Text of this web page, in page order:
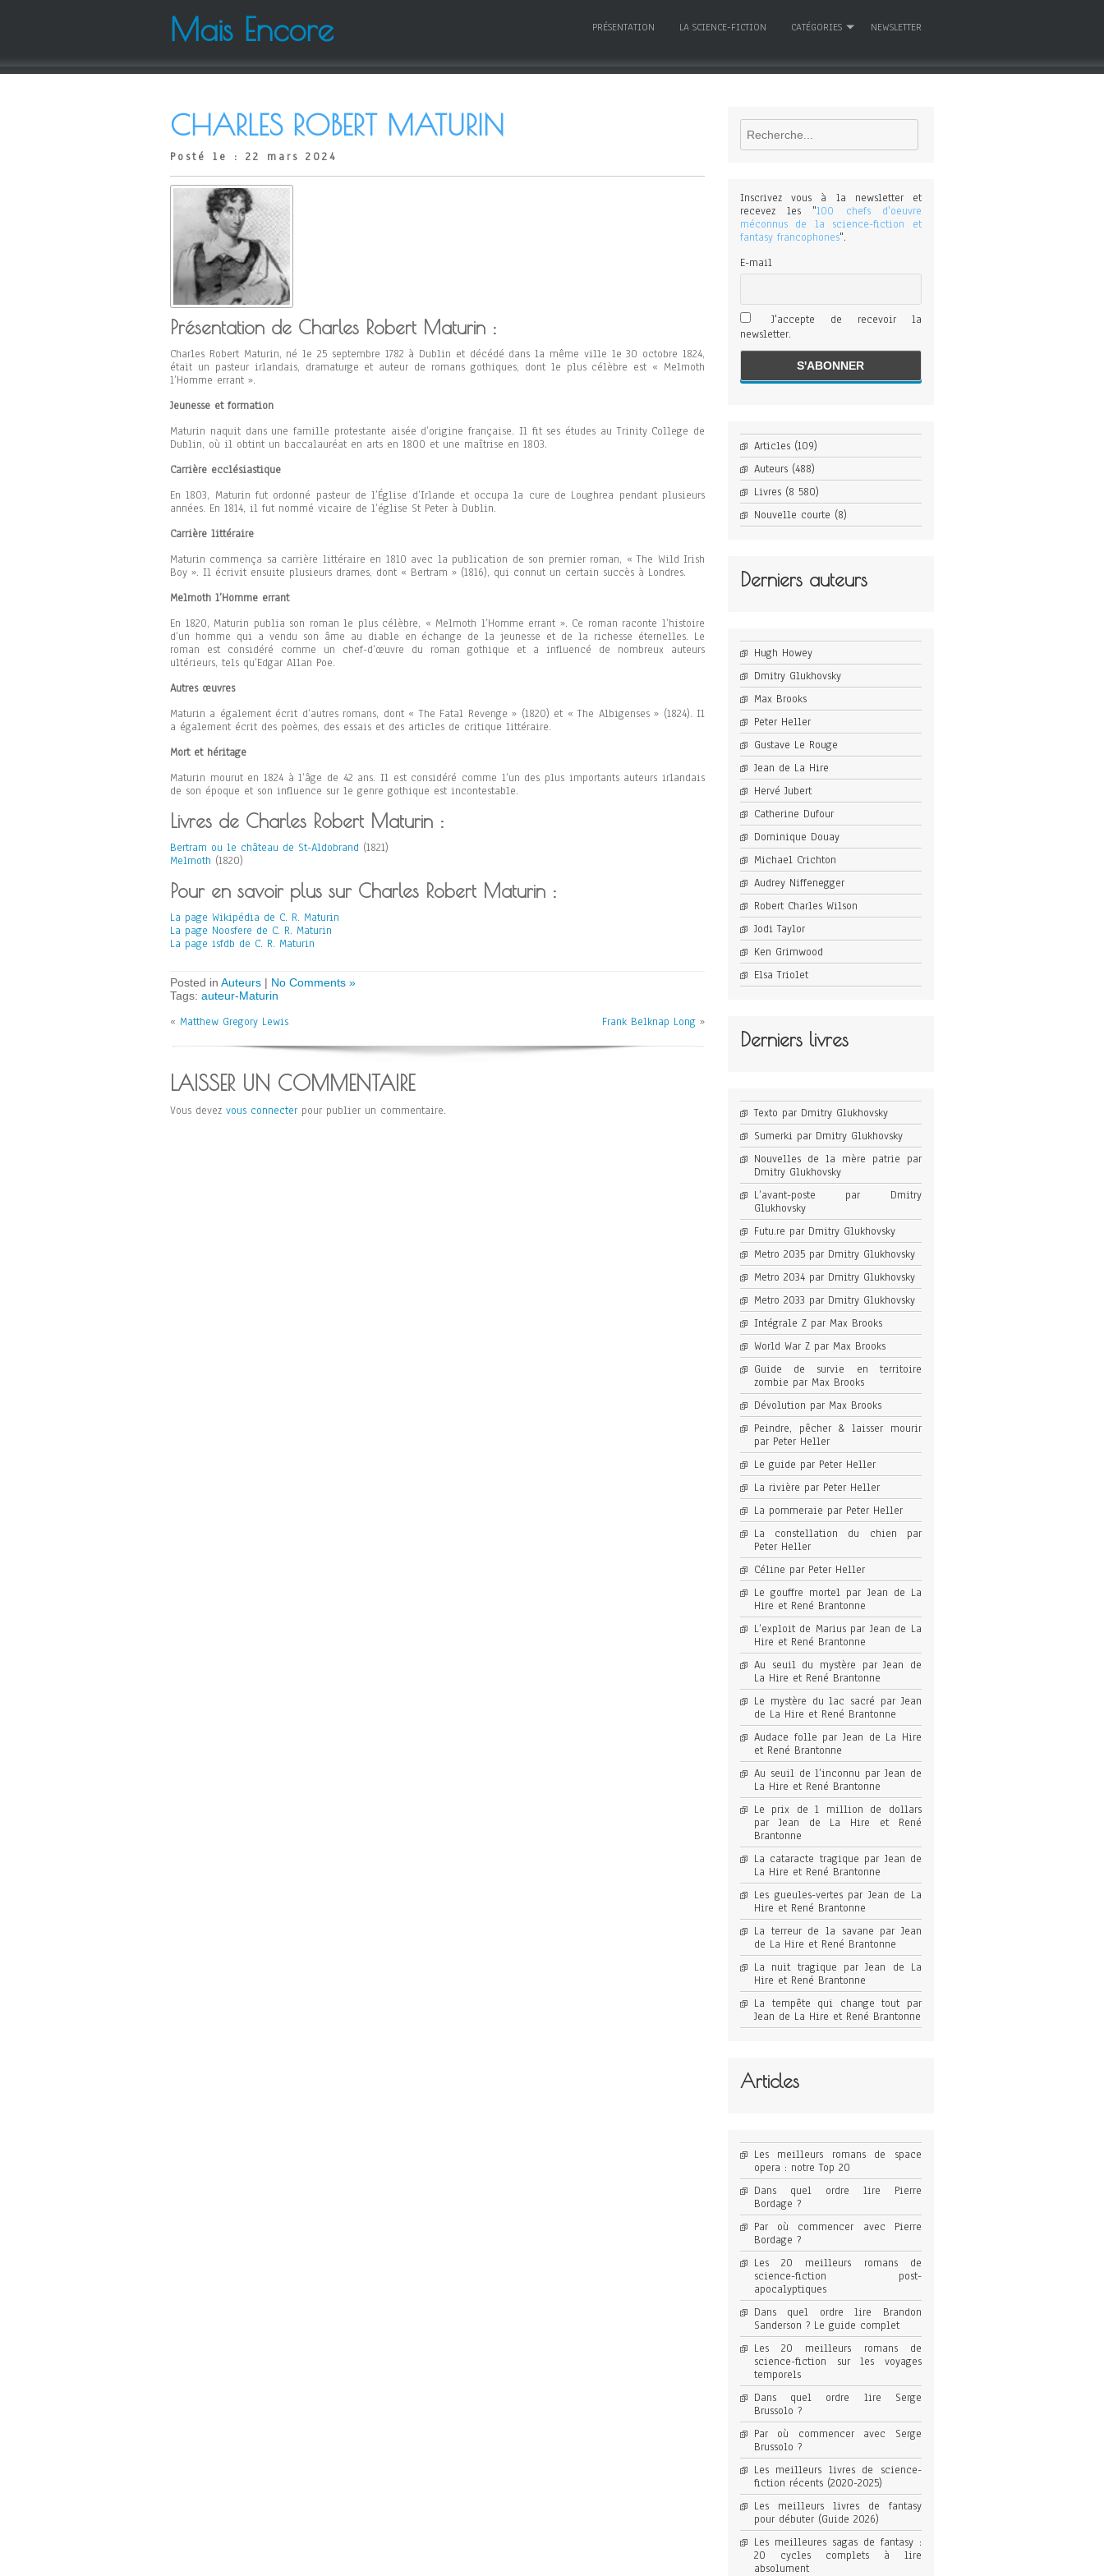
Mais Encore PRÉSENTATION LA SCIENCE-FICTION CATÉGORIES NEWSLETTER
CHARLES ROBERT MATURIN
Posté le : 22 mars 2024
Présentation de Charles Robert Maturin :
Charles Robert Maturin, né le 25 septembre 1782 à Dublin et décédé dans la même ville le 30 octobre 1824,
était un pasteur irlandais, dramaturge et auteur de romans gothiques, dont le plus célèbre est « Melmoth
l’Homme errant ».
Jeunesse et formation
Maturin naquit dans une famille protestante aisée d’origine française. Il fit ses études au Trinity College de
Dublin, où il obtint un baccalauréat en arts en 1800 et une maîtrise en 1803.
Carrière ecclésiastique
En 1803, Maturin fut ordonné pasteur de l’Église d’Irlande et occupa la cure de Loughrea pendant plusieurs
années. En 1814, il fut nommé vicaire de l’église St Peter à Dublin.
Carrière littéraire
Maturin commença sa carrière littéraire en 1810 avec la publication de son premier roman, « The Wild Irish
Boy ». Il écrivit ensuite plusieurs drames, dont « Bertram » (1816), qui connut un certain succès à Londres.
Melmoth l’Homme errant
En 1820, Maturin publia son roman le plus célèbre, « Melmoth l’Homme errant ». Ce roman raconte l’histoire
d’un homme qui a vendu son âme au diable en échange de la jeunesse et de la richesse éternelles. Le
roman est considéré comme un chef-d’œuvre du roman gothique et a influencé de nombreux auteurs
ultérieurs, tels qu’Edgar Allan Poe.
Autres œuvres
Maturin a également écrit d’autres romans, dont « The Fatal Revenge » (1820) et « The Albigenses » (1824). Il
a également écrit des poèmes, des essais et des articles de critique littéraire.
Mort et héritage
Maturin mourut en 1824 à l’âge de 42 ans. Il est considéré comme l’un des plus importants auteurs irlandais
de son époque et son influence sur le genre gothique est incontestable.
Livres de Charles Robert Maturin :
Bertram ou le château de St-Aldobrand (1821)
Melmoth (1820)
Pour en savoir plus sur Charles Robert Maturin :
La page Wikipédia de C. R. Maturin
La page Noosfere de C. R. Maturin
La page isfdb de C. R. Maturin
Posted in Auteurs | No Comments »
Tags: auteur-Maturin
« Matthew Gregory Lewis Frank Belknap Long »
LAISSER UN COMMENTAIRE
Vous devez vous connecter pour publier un commentaire.
Rechercher
Inscrivez vous à la newsletter et
recevez les "100 chefs d'oeuvre
méconnus de la science-fiction et
fantasy francophones".
E-mail
J'accepte de recevoir la
newsletter.
Articles(109)
Auteurs(488)
Livres(8 580)
Nouvelle courte (8)
Derniers auteurs
Hugh Howey
Dmitry Glukhovsky
Max Brooks
Peter Heller
Gustave Le Rouge
Jean de La Hire
Hervé Jubert
Catherine Dufour
Dominique Douay
Michael Crichton
Audrey Niffenegger
Robert Charles Wilson
Jodi Taylor
Ken Grimwood
Elsa Triolet
Derniers livres
Texto par Dmitry Glukhovsky
Sumerki par Dmitry Glukhovsky
Nouvelles de la mère patrie par
Dmitry Glukhovsky
L’avant-poste par Dmitry
Glukhovsky
Futu.re par Dmitry Glukhovsky
Metro 2035 par Dmitry Glukhovsky
Metro 2034 par Dmitry Glukhovsky
Metro 2033 par Dmitry Glukhovsky
Intégrale Z par Max Brooks
World War Z par Max Brooks
Guide de survie en territoire
zombie par Max Brooks
Dévolution par Max Brooks
Peindre, pêcher & laisser mourir
par Peter Heller
Le guide par Peter Heller
La rivière par Peter Heller
La pommeraie par Peter Heller
La constellation du chien par
Peter Heller
Céline par Peter Heller
Le gouffre mortel par Jean de La
Hire et René Brantonne
L’exploit de Marius par Jean de La
Hire et René Brantonne
Au seuil du mystère par Jean de
La Hire et René Brantonne
Le mystère du lac sacré par Jean
de La Hire et René Brantonne
Audace folle par Jean de La Hire
et René Brantonne
Au seuil de l’inconnu par Jean de
La Hire et René Brantonne
Le prix de 1 million de dollars
par Jean de La Hire et René
Brantonne
La cataracte tragique par Jean de
La Hire et René Brantonne
Les gueules-vertes par Jean de La
Hire et René Brantonne
La terreur de la savane par Jean
de La Hire et René Brantonne
La nuit tragique par Jean de La
Hire et René Brantonne
La tempête qui change tout par
Jean de La Hire et René Brantonne
Articles
Les meilleurs romans de space
opera : notre Top 20
Dans quel ordre lire Pierre
Bordage ?
Par où commencer avec Pierre
Bordage ?
Les 20 meilleurs romans de
science-fiction post-
apocalyptiques
Dans quel ordre lire Brandon
Sanderson ? Le guide complet
Les 20 meilleurs romans de
science-fiction sur les voyages
temporels
Dans quel ordre lire Serge
Brussolo ?
Par où commencer avec Serge
Brussolo ?
Les meilleurs livres de science-
fiction récents (2020-2025)
Les meilleurs livres de fantasy
pour débuter (Guide 2026)
Les meilleures sagas de fantasy :
20 cycles complets à lire
absolument